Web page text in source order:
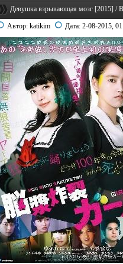
Девушка взрывающая мозг [2015] /
Автор: katikim Дата: 2-08-2015,